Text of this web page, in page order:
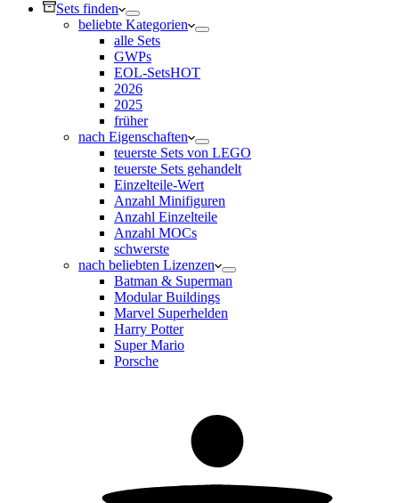
Sets finden
beliebte Kategorien
alle Sets
GWPs
EOL-SetsHOT
2026
2025
früher
nach Eigenschaften
teuerste Sets von LEGO
teuerste Sets gehandelt
Einzelteile-Wert
Anzahl Minifiguren
Anzahl Einzelteile
Anzahl MOCs
schwerste
nach beliebten Lizenzen
Batman & Superman
Modular Buildings
Marvel Superhelden
Harry Potter
Super Mario
Porsche